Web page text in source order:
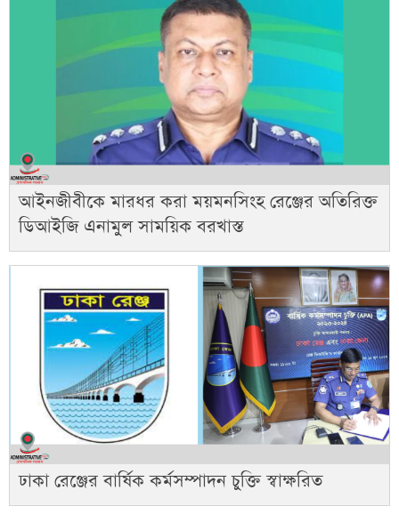
আইনজীবীকে মারধর করা ময়মনসিংহ রেঞ্জের অতিরিক্ত
ডিআইজি এনামুল সাময়িক বরখাস্ত
ঢাকা রেঞ্জের বার্ষিক কর্মসম্পাদন চুক্তি স্বাক্ষরিত